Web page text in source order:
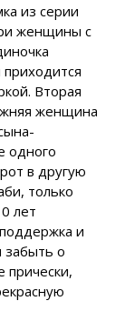
из серии
женщины с
Вторая
женщина
одного
в другую
только
лет
и
забыть о